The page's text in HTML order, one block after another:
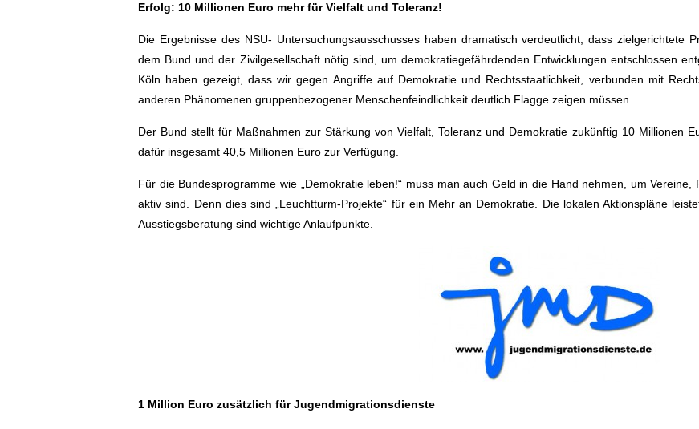
Erfolg: 10 Millionen Euro mehr für Vielfalt und Toleranz!
Die Ergebnisse des NSU- Untersuchungsausschusses haben dramatisch verdeutlicht, dass zielgerichtete
dem Bund und der Zivilgesellschaft nötig sind, um demokratiegefährdenden Entwicklungen entschlossen
Köln haben gezeigt, dass wir gegen Angriffe auf Demokratie und Rechtsstaatlichkeit, verbunden mit
anderen Phänomenen gruppenbezogener Menschenfeindlichkeit deutlich Flagge zeigen müssen.
Der Bund stellt für Maßnahmen zur Stärkung von Vielfalt, Toleranz und Demokratie zukünftig 10 Millionen
dafür insgesamt 40,5 Millionen Euro zur Verfügung.
Für die Bundesprogramme wie „Demokratie leben!“ muss man auch Geld in die Hand nehmen, um
aktiv sind. Denn dies sind „Leuchtturm-Projekte“ für ein Mehr an Demokratie. Die lokalen Aktionspläne
Ausstiegsberatung sind wichtige Anlaufpunkte.
1 Million Euro zusätzlich für Jugendmigrationsdienste